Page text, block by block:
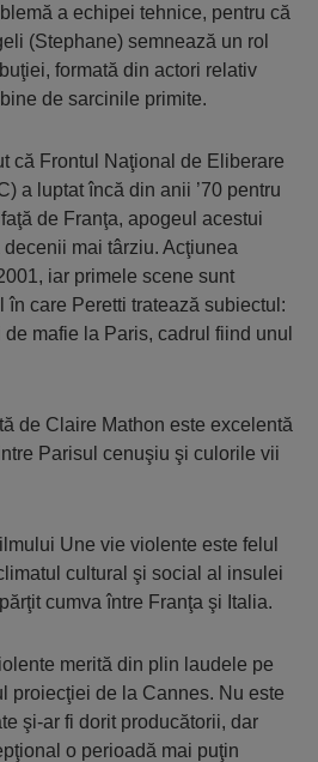
a echipei tehnice, pentru că
(Stephane) semnează un rol
formată din actori relativ
de sarcinile primite.
că Frontul Naţional de Eliberare
a luptat încă din anii ’70 pentru
de Franţa, apogeul acestui
mai târziu. Acţiunea
iar primele scene sunt
în care Peretti tratează subiectul:
mafie la Paris, cadrul fiind unul
de Claire Mathon este excelentă
Parisul cenuşiu şi culorile vii
Une vie violente este felul
cultural şi social al insulei
cumva între Franţa şi Italia.
merită din plin laudele pe
proiecţiei de la Cannes. Nu este
şi-ar fi dorit producătorii, dar
o perioadă mai puţin